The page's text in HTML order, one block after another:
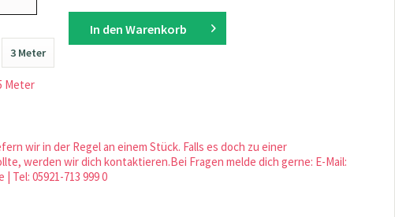
3 Meter
Meter
In den Warenkorb
wir in der Regel an einem Stück. Falls es doch zu einer
werden wir dich kontaktieren.Bei Fragen melde dich gerne: E-Mail:
Tel: 05921-713 999 0